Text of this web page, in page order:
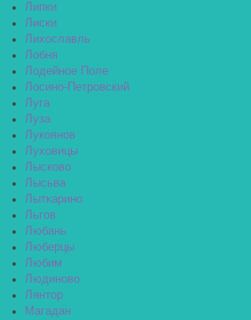
Липки
Лиски
Лихославль
Лобня
Лодейное Поле
Лосино-Петровский
Луга
Луза
Лукоянов
Луховицы
Лысково
Лысьва
Лыткарино
Льгов
Любань
Люберцы
Любим
Людиново
Лянтор
Магадан